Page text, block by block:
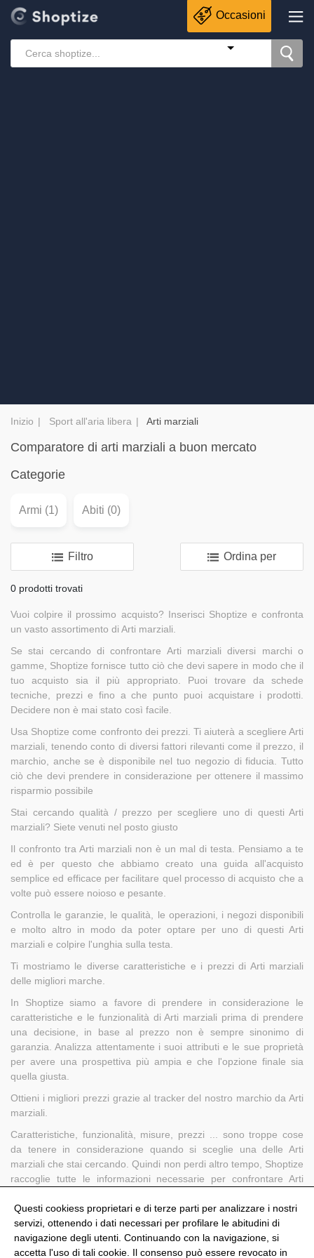
Occasioni
Inizio Sport all'aria libera Arti marziali
Comparatore di arti marziali a buon mercato
Categorie
Armi (1) Abiti (0)
Filtro Ordina per
0 prodotti trovati
Vuoi colpire il prossimo acquisto? Inserisci Shoptize e confronta
un vasto assortimento di Arti marziali.
Se stai cercando di confrontare Arti marziali diversi marchi o
gamme, Shoptize fornisce tutto ciò che devi sapere in modo che il
tuo acquisto sia il più appropriato. Puoi trovare da schede
tecniche, prezzi e fino a che punto puoi acquistare i prodotti.
Decidere non è mai stato così facile.
Usa Shoptize come confronto dei prezzi. Ti aiuterà a scegliere Arti
marziali, tenendo conto di diversi fattori rilevanti come il prezzo, il
marchio, anche se è disponibile nel tuo negozio di fiducia. Tutto
ciò che devi prendere in considerazione per ottenere il massimo
risparmio possibile
Stai cercando qualità / prezzo per scegliere uno di questi Arti
marziali? Siete venuti nel posto giusto
Il confronto tra Arti marziali non è un mal di testa. Pensiamo a te
ed è per questo che abbiamo creato una guida all'acquisto
semplice ed efficace per facilitare quel processo di acquisto che a
volte può essere noioso e pesante.
Controlla le garanzie, le qualità, le operazioni, i negozi disponibili
e molto altro in modo da poter optare per uno di questi Arti
marziali e colpire l'unghia sulla testa.
Ti mostriamo le diverse caratteristiche e i prezzi di Arti marziali
delle migliori marche.
In Shoptize siamo a favore di prendere in considerazione le
caratteristiche e le funzionalità di Arti marziali prima di prendere
una decisione, in base al prezzo non è sempre sinonimo di
garanzia. Analizza attentamente i suoi attributi e le sue proprietà
per avere una prospettiva più ampia e che l'opzione finale sia
quella giusta.
Ottieni i migliori prezzi grazie al tracker del nostro marchio da Arti
marziali.
Caratteristiche, funzionalità, misure, prezzi ... sono troppe cose
da tenere in considerazione quando si sceglie una delle Arti
marziali che stai cercando. Quindi non perdi altro tempo, Shoptize
raccoglie tutte le informazioni necessarie per confrontare Arti
avvantaggia di più.
Questi cookiess proprietari e di terze parti per analizzare i nostri
servizi, ottenendo i dati necessari per profilare le abitudini di
navigazione degli utenti. Continuando con la navigazione, si
accetta l'uso di tali cookie. Il consenso può essere revocato in